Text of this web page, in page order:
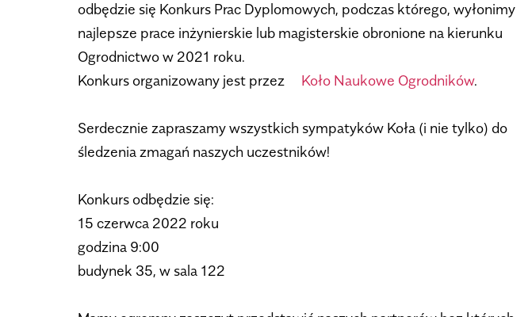
odbędzie się Konkurs Prac Dyplomowych, podczas którego, wyłonimy
najlepsze prace inżynierskie lub magisterskie obronione na kierunku
Ogrodnictwo w 2021 roku.
Konkurs organizowany jest przez
Koło Naukowe Ogrodników.
Serdecznie zapraszamy wszystkich sympatyków Koła (i nie tylko) do
śledzenia zmagań naszych uczestników!
Konkurs odbędzie się:
15 czerwca 2022 roku
godzina 9:00
budynek 35, w sala 122